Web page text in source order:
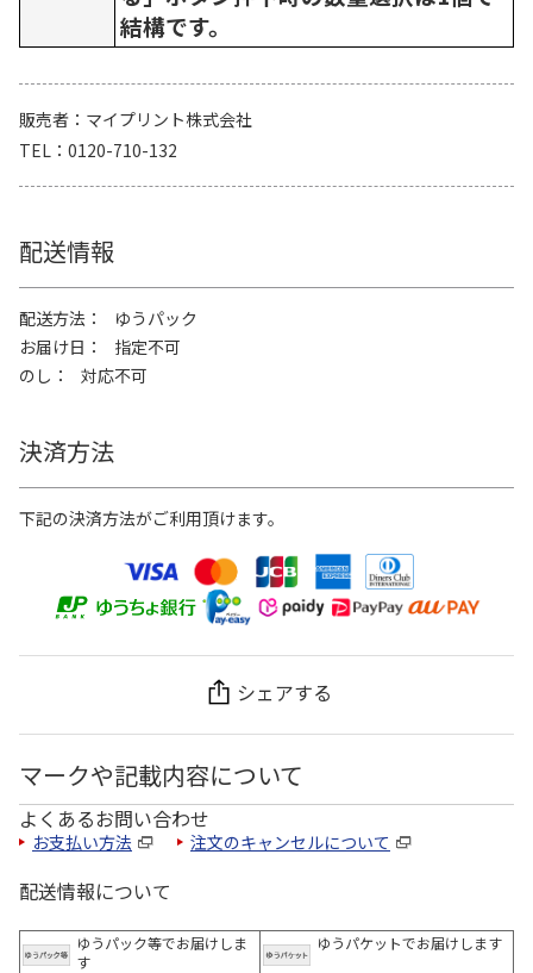
結構です。
販売者
マイプリント株式会社
TEL
0120-710-132
配送情報
配送方法
ゆうパック
お届け日
指定不可
のし
対応不可
決済方法
下記の決済方法がご利用頂けます。
シェアする
マークや記載内容について
よくあるお問い合わせ
お支払い方法 注文のキャンセルについて
配送情報について
ゆうパック等でお届けしま
す
ゆうパケットでお届けします